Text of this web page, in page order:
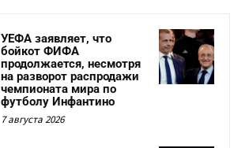
УЕФА заявляет, что
бойкот ФИФА
продолжается, несмотря
на разворот распродажи
чемпионата мира по
футболу Инфантино
7 августа 2026